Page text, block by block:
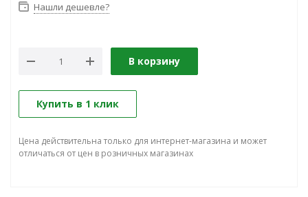
Нашли дешевле?
В корзину
Купить в 1 клик
Цена действительна только для интернет-магазина и может
отличаться от цен в розничных магазинах